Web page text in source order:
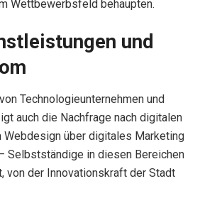
Wettbewerbsfeld behaupten.
und
Technologieunternehmen und
auch die Nachfrage nach digitalen
Webdesign über digitales Marketing
Selbstständige in diesen Bereichen
von der Innovationskraft der Stadt